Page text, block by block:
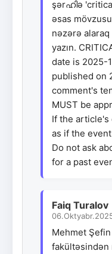
şərഹിə
əsas
nəzərə
yazın.
date is 2025-
published on
comment's
MUST be
If the article's
as if the
Do not ask
for a past
Faiq Turalov
Mehmet
fakültəsindən